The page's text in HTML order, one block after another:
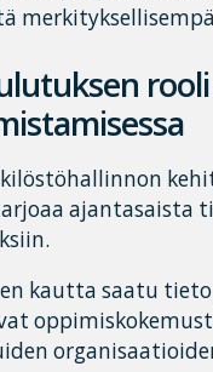
ajantasaista
kautta saatu